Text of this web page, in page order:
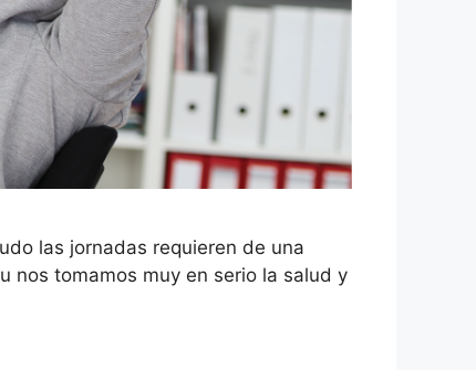
las jornadas requieren de una
nos tomamos muy en serio la salud y